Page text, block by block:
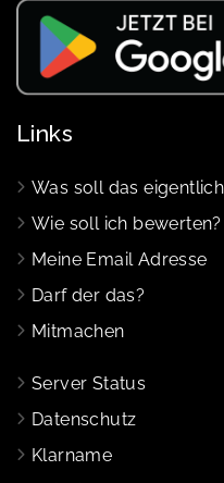
Links
Was soll das
Wie soll ich bewerten?
Meine Email Adresse
Darf der das?
Mitmachen
Server Status
Datenschutz
Klarname